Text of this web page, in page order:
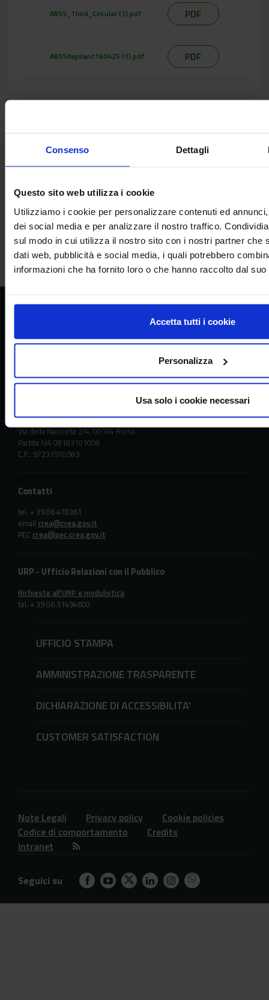
Consenso Dettagli
Questo sito web utilizza i cookie
Utilizziamo i cookie per personalizzare contenuti ed
dei social media e per analizzare il nostro traffico.
sul modo in cui utilizza il nostro sito con i nostri partner che
dati web, pubblicità e social media, i quali potrebbero
informazioni che ha fornito loro o che hanno raccolto dal
Accetta tutti i cookie
Personalizza
Usa solo i cookie necessari
ABSS_Third_Circular (1).pdf PDF
ABSSdepliant160425 (1).pdf PDF
informazioni
contattare:
arrow_back Torna all'elenco Condividi share
Consiglio per la ricerca in agricoltura e
Via della Navicella 2/4, 00184 Roma
Partita IVA 08183101008
C.F.: 97231970589
Contatti
tel. + 39 06 478361
email crea@crea.gov.it
PEC crea@pec.crea.gov.it
URP - Ufficio Relazioni con il Pubblico
Richieste all'URP e modulistica
tel. + 39 06 51494600
UFFICIO STAMPA
AMMINISTRAZIONE TRASPARENTE
DICHIARAZIONE DI ACCESSIBILITA'
CUSTOMER SATISFACTION
Note Legali Privacy policy
Cookie policies
Codice di comportamento
Credits
Intranet
Seguici su